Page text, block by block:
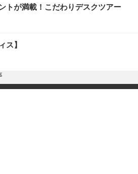
トが満載！こだわりデスクツアー
ス】